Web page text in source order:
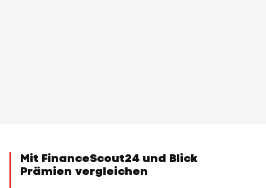
Mit FinanceScout24 und Blick
Prämien vergleichen